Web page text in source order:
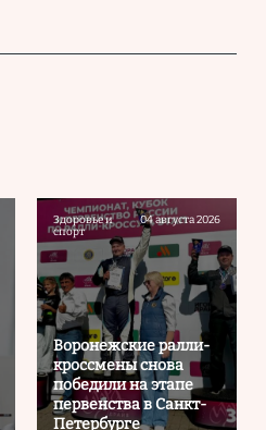
Здоровье и
спорт
04 августа 2026
Воронежские ралли-
кроссмены снова
победили на этапе
первенства в Санкт-
Петербурге